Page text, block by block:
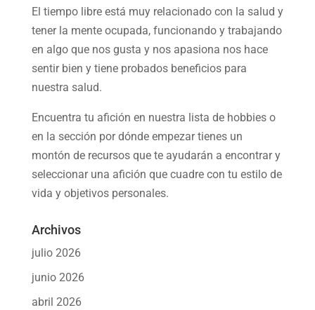
El tiempo libre está muy relacionado con la salud y
tener la mente ocupada, funcionando y trabajando
en algo que nos gusta y nos apasiona nos hace
sentir bien y tiene probados beneficios para
nuestra salud.
Encuentra tu afición en nuestra lista de hobbieso
en la sección por dónde empezar tienes un
montón de recursos que te ayudarán a encontrar y
seleccionar una afición que cuadre con tu estilo de
vida y objetivos personales.
Archivos
julio 2026
junio 2026
abril 2026